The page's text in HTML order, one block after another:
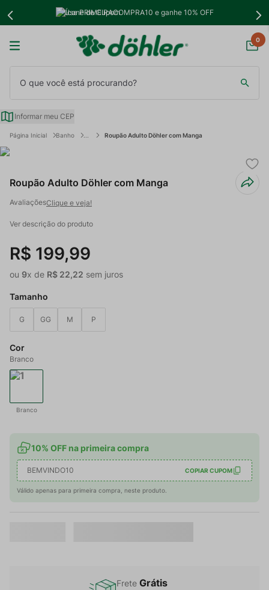
Use PRIMEIRACOMPRA10 e ganhe 10% OFF
0
Informar meu CEP
Banho Roupão Adulto Döhler com Manga
Roupão Adulto Döhler com Manga
Clique e veja!
Ver descrição do produto
R$ 199,99
ou 9x de R$ 22,22 sem juros
Tamanho
G GG M P
Cor
Branco
Branco
10% OFF na primeira compra
BEMVINDO10 COPIAR CUPOM
Válido apenas para primeira compra, neste produto.
Frete Grátis